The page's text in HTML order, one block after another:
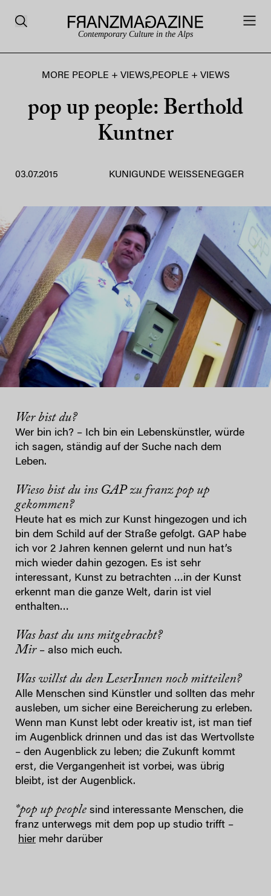
Contemporary Culture in the Alps
MORE PEOPLE + VIEWS,PEOPLE + VIEWS
pop up people: Berthold
Kuntner
03.07.2015 KUNIGUNDE WEISSENEGGER
Wer bist du?
Wer bin ich? – Ich bin ein Lebenskünstler, würde
ich sagen, ständig auf der Suche nach dem
Leben.
Wieso bist du ins GAP zu franz pop up
gekommen?
Heute hat es mich zur Kunst hingezogen und ich
bin dem Schild auf der Straße gefolgt. GAP habe
ich vor 2 Jahren kennen gelernt und nun hat’s
mich wieder dahin gezogen. Es ist sehr
interessant, Kunst zu betrachten …in der Kunst
erkennt man die ganze Welt, darin ist viel
enthalten…
Was hast du uns mitgebracht?
Mir– also mich euch.
Was willst du den LeserInnen noch mitteilen?
Alle Menschen sind Künstler und sollten das mehr
ausleben, um sicher eine Bereicherung zu erleben.
Wenn man Kunst lebt oder kreativ ist, ist man tief
im Augenblick drinnen und das ist das Wertvollste
– den Augenblick zu leben; die Zukunft kommt
erst, die Vergangenheit ist vorbei, was übrig
bleibt, ist der Augenblick.
*pop up people sind interessante Menschen, die
franz unterwegs mit dem pop up studio trifft –
hier mehr darüber